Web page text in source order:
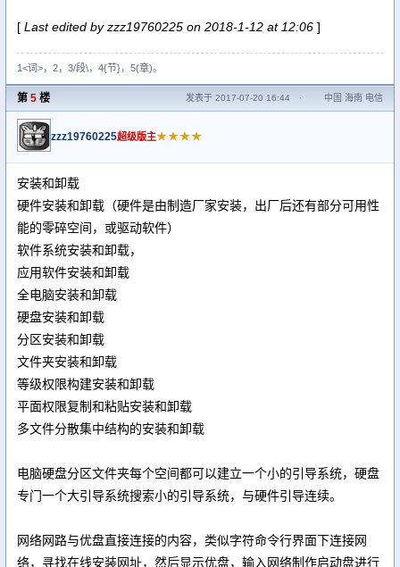
[ Last edited by zzz19760225 on 2018-1-12 at 12:06 ]
1<词>，2，3/段\，4{节}，5(章)。
第 5 楼 发表于 2017-07-20 16:44 · 中国 海南 电信
zzz19760225超级版主★★★★
安装和卸载
硬件安装和卸载（硬件是由制造厂家安装，出厂后还有部分可用性
能的零碎空间，或驱动软件）
软件系统安装和卸载，
应用软件安装和卸载
全电脑安装和卸载
硬盘安装和卸载
分区安装和卸载
文件夹安装和卸载
等级权限构建安装和卸载
平面权限复制和粘贴安装和卸载
多文件分散集中结构的安装和卸载
电脑硬盘分区文件夹每个空间都可以建立一个小的引导系统，硬盘
专门一个大引导系统搜索小的引导系统，与硬件引导连续。
网络网路与优盘直接连接的内容，类似字符命令行界面下连接网
络，寻找在线安装网址，然后显示优盘，输入网络制作启动盘进行